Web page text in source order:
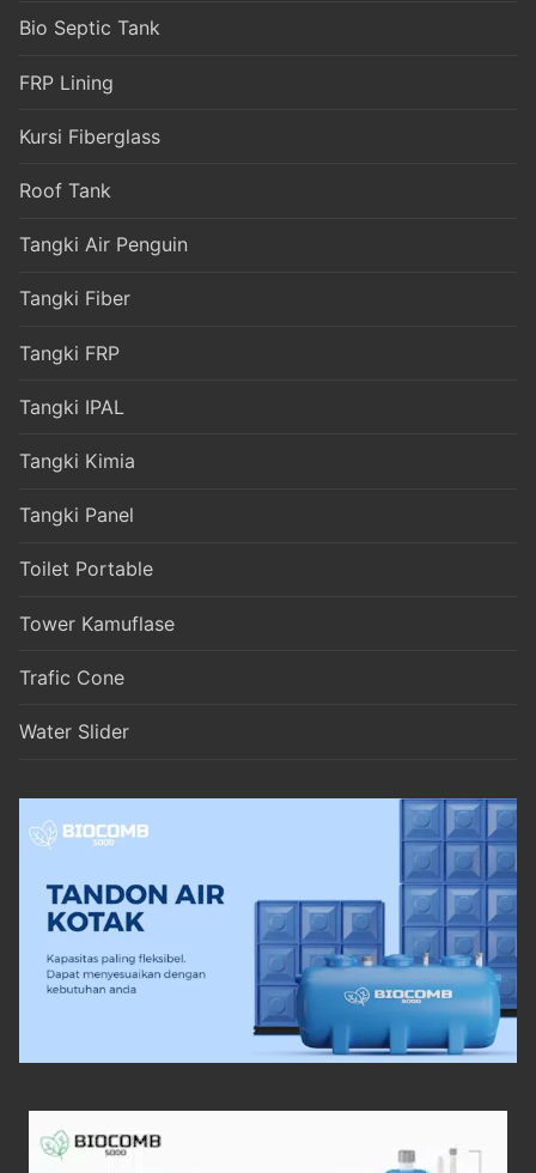
Bio Septic Tank
FRP Lining
Kursi Fiberglass
Roof Tank
Tangki Air Penguin
Tangki Fiber
Tangki FRP
Tangki IPAL
Tangki Kimia
Tangki Panel
Toilet Portable
Tower Kamuflase
Trafic Cone
Water Slider